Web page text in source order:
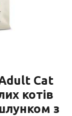
Cat
котів
з